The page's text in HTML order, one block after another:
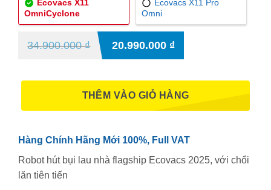
Ecovacs X11
OmniCyclone
Ecovacs X11 Pro
Omni
34.900.000₫ 20.990.000 ₫
THÊM VÀO GIỎ HÀNG
Hàng Chính Hãng Mới 100%, Full VAT
Robot hút bụi lau nhà flagship Ecovacs 2025, với chổi
lăn tiên tiến